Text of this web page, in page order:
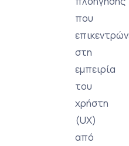
που
στη
εμπειρία
του
χρήστη
(UX)
από